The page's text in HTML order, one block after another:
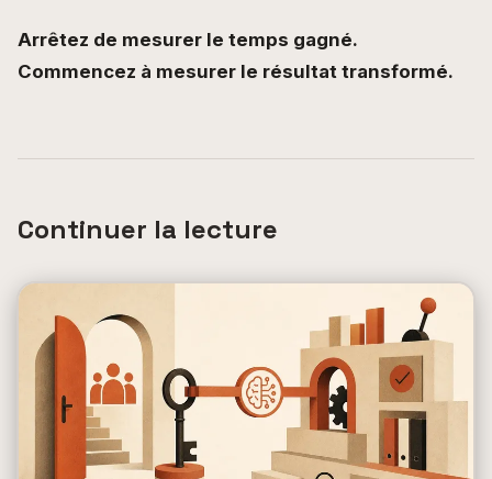
Arrêtez de mesurer le temps gagné.
Commencez à mesurer le résultat transformé.
Continuer la lecture